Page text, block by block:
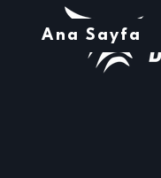
Ana Sayfa